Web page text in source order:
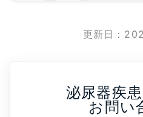
更新日：
泌尿器疾
お問い